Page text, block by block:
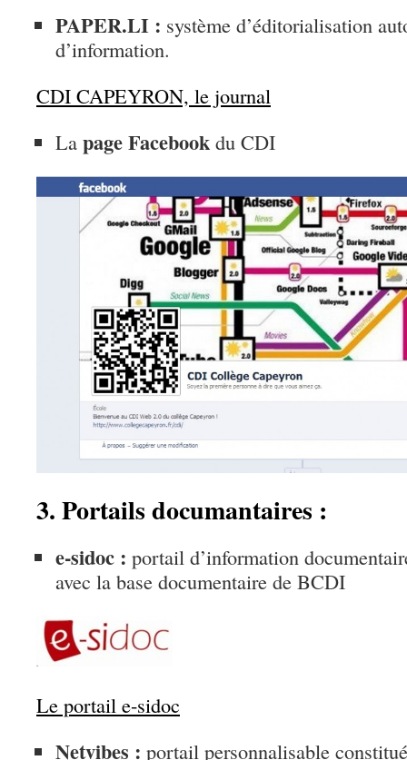
PAPER.LI : système d’éditorialisation
d’information.
CDI CAPEYRON, le journal
La page Facebook du CDI
3. Portails documantaires :
e-sidoc : portail d’information
avec la base documentaire de BCDI
Le portail e-sidoc
Netvibes : portail personnalisable